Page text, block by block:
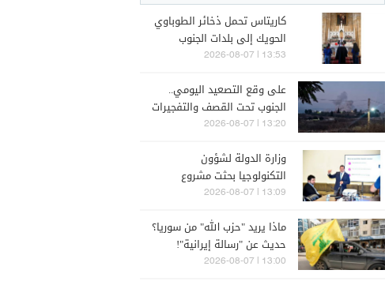
كاريتاس تحمل ذخائر الطوباوي
الحويك إلى بلدات الجنوب
الحدودية
13:53 | 2026-08-07
على وقع التصعيد اليومي..
الجنوب تحت القصف والتفجيرات
الإسرائيلية
13:20 | 2026-08-07
وزارة الدولة لشؤون
التكنولوجيا بحثت مشروع
الجمهورية القائمة على الذكاء
13:09 | 2026-08-07
ماذا يريد "حزب الله" من سوريا؟
حديث عن "رسالة إيرانية"!
13:00 | 2026-08-07